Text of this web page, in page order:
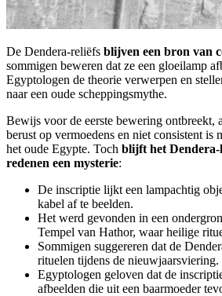
De Dendera-reliëfs blijven een bron van
sommigen beweren dat ze een gloeilamp
Egyptologen de theorie verwerpen en
naar een oude scheppingsmythe.
Bewijs voor de eerste bewering ontbreekt,
berust op vermoedens en niet consistent is
het oude Egypte. Toch blijft het Dendera-
redenen een mysterie:
De inscriptie lijkt een lampachtig
kabel af te beelden.
Het werd gevonden in een
Tempel van Hathor, waar heilige
Sommigen suggereren dat de
rituelen tijdens de nieuwjaarsviering.
Egyptologen geloven dat de
afbeelden die uit een baarmoeder